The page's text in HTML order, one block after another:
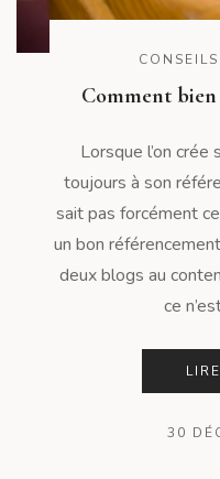
Comment
Lorsque l’on
toujours à son
sait pas forcément
un bon
deux blogs au
ce
30